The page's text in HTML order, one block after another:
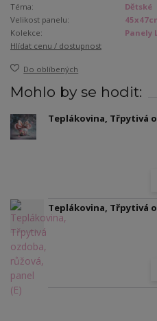
Téma:
Dětské
Velikost panelu:
Kolekce:
Panely
Hlídat cenu / dostupnost
Do oblíbených
Mohlo by se hodit:
Teplákovina, Třpytivá
Teplákovina, Třpytivá